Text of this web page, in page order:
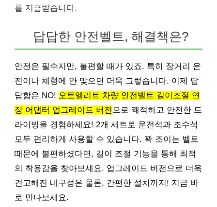
를 지급받습니다.
답답한 안전벨트, 해결책은?
안전은 필수지만, 불편할 때가 있죠. 특히 장거리 운
전이나 체형에 안 맞으면 더욱 그렇습니다. 이제 답
답함은 NO! 오토엘리트 차량 안전벨트 길이조절 연
장 어댑터 업그레이드 버전으로 쾌적하고 안전한 드
라이빙을 경험하세요! 2개 세트로 운전석과 조수석
모두 편리하게 사용할 수 있습니다. 꽉 조이는 벨트
때문에 불편하셨다면, 길이 조절 기능을 통해 최적
의 착용감을 찾아보세요. 업그레이드 버전으로 더욱
견고해진 내구성은 물론, 간편한 설치까지! 지금 바
로 만나보세요.